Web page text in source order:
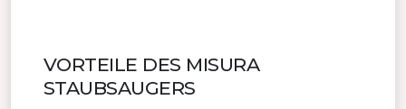
VORTEILE DES MISURA
STAUBSAUGERS